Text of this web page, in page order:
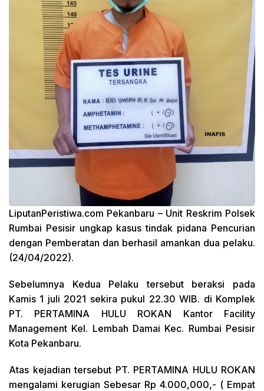
LiputanPeristiwa.com Pekanbaru – Unit Reskrim Polsek
Rumbai Pesisir ungkap kasus tindak pidana Pencurian
dengan Pemberatan dan berhasil amankan dua pelaku.
(24/04/2022).
Sebelumnya Kedua Pelaku tersebut beraksi pada
Kamis 1 juli 2021 sekira pukul 22.30 WIB. di Komplek
PT. PERTAMINA HULU ROKAN Kantor Facility
Management Kel. Lembah Damai Kec. Rumbai Pesisir
Kota Pekanbaru.
Atas kejadian tersebut PT. PERTAMINA HULU ROKAN
mengalami kerugian Sebesar Rp 4.000,000,- ( Empat